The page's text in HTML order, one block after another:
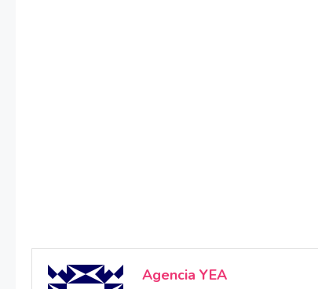
Agencia YEA